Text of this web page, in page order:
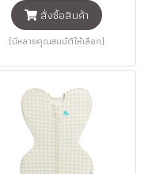
สั่งซื้อสินค้า
(มีหลายคุณสมบัติให้เลือก)